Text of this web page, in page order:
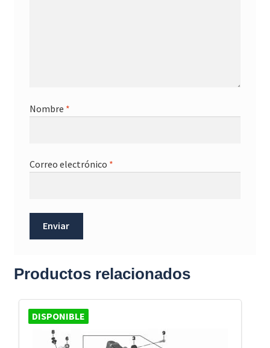
Nombre *
Correo electrónico *
Productos relacionados
DISPONIBLE